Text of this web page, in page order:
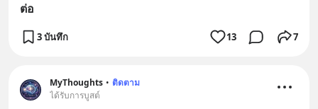
ต่อ
3 บันทึก 13 7
MyThoughts • ติดตาม
ได้รับการบูสต์